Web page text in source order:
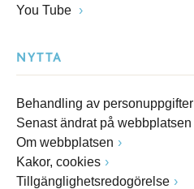
You Tube
NYTTA
Behandling av personuppgifter
Senast ändrat på webbplatsen
Om webbplatsen
Kakor, cookies
Tillgänglighetsredogörelse